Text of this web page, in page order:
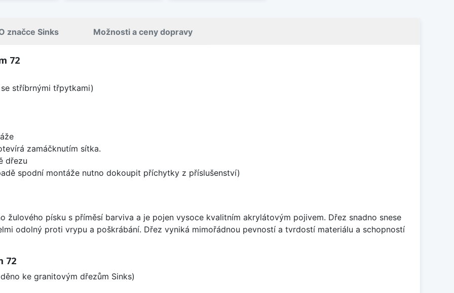
značce Sinks Možnosti a ceny dopravy
72
stříbrnými třpytkami)
zamáčknutím sítka.
dřezu
spodní montáže nutno dokoupit příchytky z příslušenství)
žulového písku s příměsí barviva a je pojen vysoce kvalitním akrylátovým pojivem. Dřez snadno snese
odolný proti vrypu a poškrábání. Dřez vyniká mimořádnou pevností a tvrdostí materiálu a schopností
72
ke granitovým dřezům Sinks)